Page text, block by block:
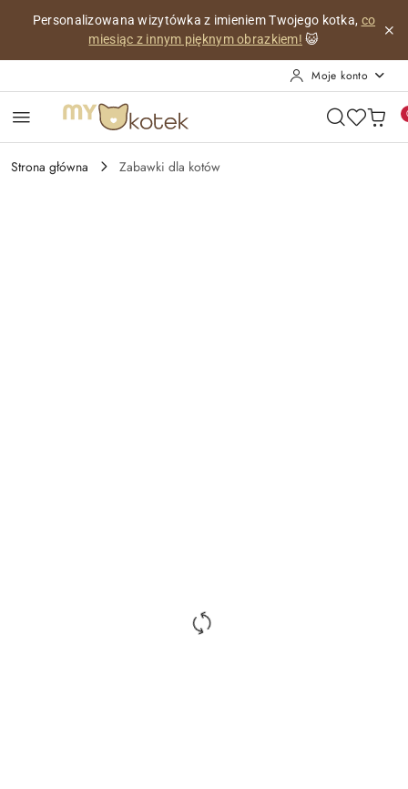
Przejdź do treści głównej
Przejdź do wyszukiwarki
Przejdź do moje konto
Przejdź do menu głównego
Przejdź do opisu produktu
Przejdź do stopki
Personalizowana wizytówka z imieniem Twojego kotka, co
miesiąc z innym pięknym obrazkiem! 😺
Moje konto
Strona główna Zabawki dla kotów